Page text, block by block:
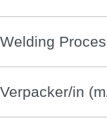
Welding
Verpacker/in